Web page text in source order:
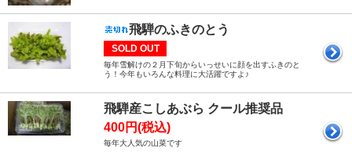
飛騨のふきのとう
SOLD OUT
毎年雪解けの２月下旬からいっせいに顔を出すふきのと
う！今年もいろんな料理に大活躍ですよ♪
飛騨産こしあぶら クール推奨品
400円(税込)
毎年大人気の山菜です